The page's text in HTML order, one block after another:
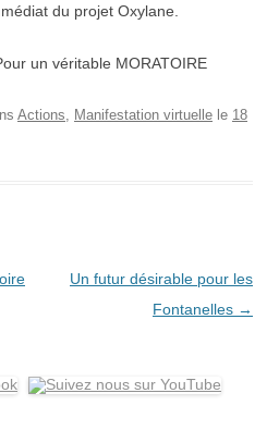
du projet Oxylane.
un véritable MORATOIRE
Actions, Manifestation virtuelle le 18
Un futur désirable pour les
Fontanelles →